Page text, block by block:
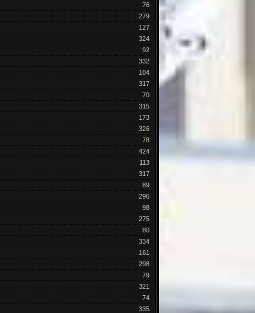
76
279
127
324
92
332
104
317
70
315
173
326
78
424
113
317
89
296
98
275
80
334
161
298
79
321
74
335